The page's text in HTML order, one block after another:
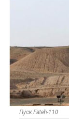
Пуск Fateh-110​